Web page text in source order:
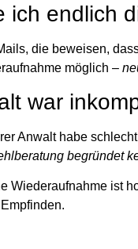
ich endlich
die beweisen,
möglich –
war
Anwalt habe
begründet
Wiederaufnahme ist